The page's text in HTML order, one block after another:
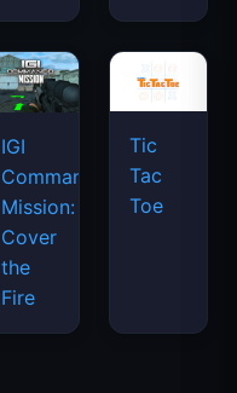
IGI
Commando
Mission:
Cover
the
Fire
Tic
Tac
Toe